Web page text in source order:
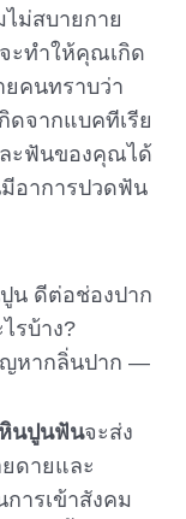
ม่สบายกาย
ะทำให้คุณเกิด
ยคนทราบว่า
ดจากแบคทีเรีย
ะฟันของคุณได้
อาการปวดฟัน
หากลิ่นปาก
นปูนฟันจะส่ง
ดายและ
ารเข้าสังคม